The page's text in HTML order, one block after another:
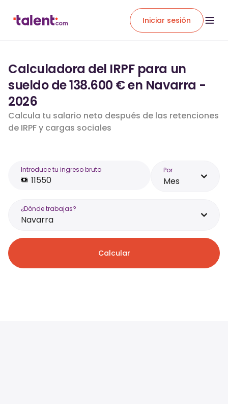
Iniciar sesión
Calculadora del IRPF para un
sueldo de 138.600 € en Navarra -
2026
Calcula tu salario neto después de las retenciones
de IRPF y cargas sociales
Introduce tu ingreso bruto Por
Mes
¿Dónde trabajas?
Navarra
Calcular